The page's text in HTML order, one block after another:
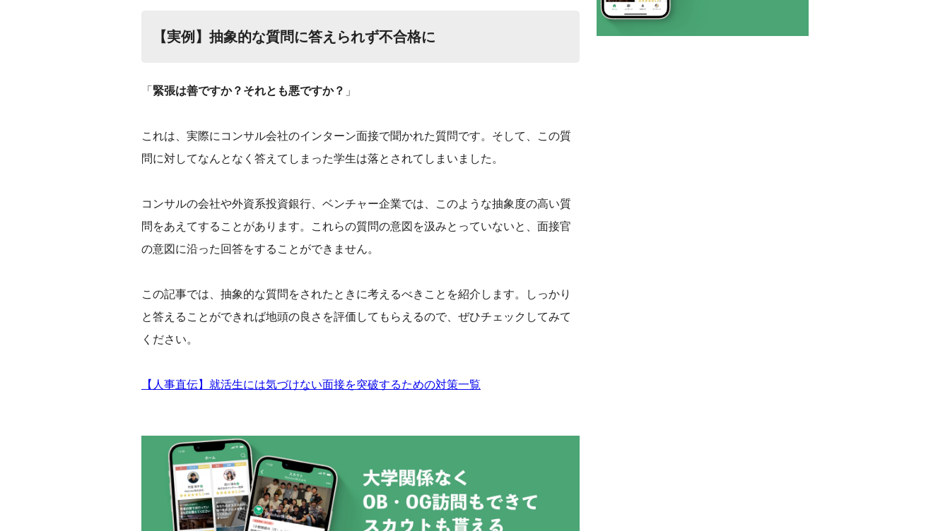
【実例】抽象的な質問に答えられず不合格に
「 緊張は善ですか？それとも悪ですか？ 」
これは、実際にコンサル会社のインターン面接で聞かれた質問です。そして、この質
問に対してなんとなく答えてしまった学生は落とされてしまいました。
コンサルの会社や外資系投資銀行、ベンチャー企業では、このような抽象度の高い質
問をあえてすることがあります。これらの質問の意図を汲みとっていないと、面接官
の意図に沿った回答をすることができません。
‌この記事では、抽象的な質問をされたときに考えるべきことを紹介します。しっかり
と答えることができれば地頭の良さを評価してもらえるので、ぜひチェックしてみて
ください。
【人事直伝】就活生には気づけない面接を突破するための対策一覧